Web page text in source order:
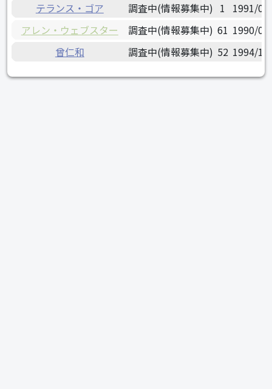
テランス・ゴア
調査中(情報募集中) 1
1991/
アレン・ウェブスター
調査中(情報募集中) 61 1990/
曾仁和
調査中(情報募集中) 52 1994/